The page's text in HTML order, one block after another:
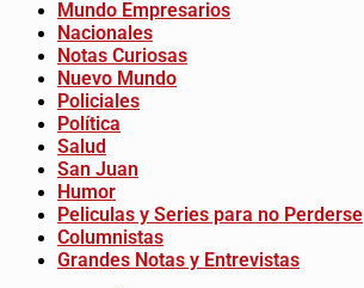
Mundo Empresarios
Nacionales
Notas Curiosas
Nuevo Mundo
Policiales
Política
Salud
San Juan
Humor
Peliculas y Series para no Perderse
Columnistas
Grandes Notas y Entrevistas